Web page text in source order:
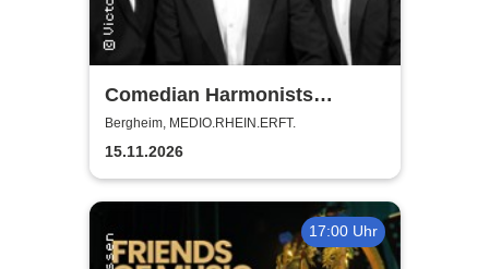
Comedian Harmonists
Forever - Das Leben ein
Konzert
Bergheim, MEDIO.RHEIN.ERFT.
15.11.2026
17:00 Uhr